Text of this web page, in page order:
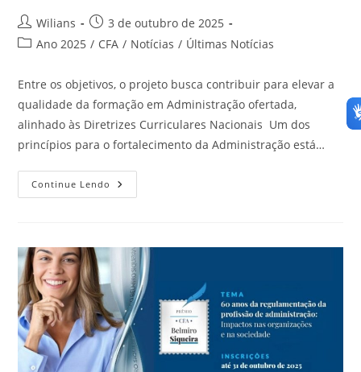
Autor
do
Wilians
Post
publicado:
3 de outubro de 2025
Categoria
post:
Ano 2025 / CFA / Notícias / Últimas Notícias
Entre os objetivos, o projeto busca contribuir para elevar a
qualidade da formação em Administração ofertada,
alinhado às Diretrizes Curriculares Nacionais Um dos
princípios para o fortalecimento da Administração está…
Continue Lendo Programa
Do
Certificar
Qualidade
Dos
Cursos
De
Graduação
Em
Administração
Das
Universidades